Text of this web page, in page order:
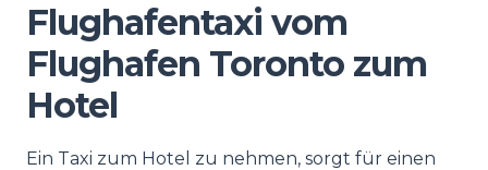
Flughafentaxi vom
Flughafen Toronto zum
Hotel
Ein Taxi zum Hotel zu nehmen, sorgt für einen